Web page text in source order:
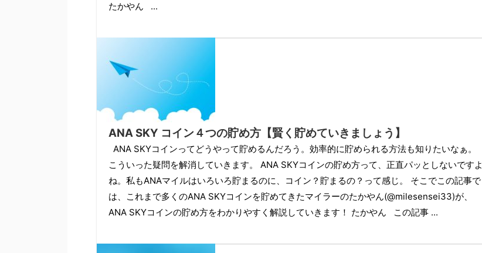
たかやん ...
ANA SKY コイン４つの貯め方【賢く貯めていきましょう】
ANA SKYコインってどうやって貯めるんだろう。効率的に貯められる方法も知りたいなぁ。
こういった疑問を解消していきます。 ANA SKYコインの貯め方って、正直パッとしないですよ
ね。私もANAマイルはいろいろ貯まるのに、コイン？貯まるの？って感じ。 そこでこの記事で
は、これまで多くのANA SKYコインを貯めてきたマイラーのたかやん(@milesensei33)が、
ANA SKYコインの貯め方をわかりやすく解説していきます！ たかやん この記事 ...